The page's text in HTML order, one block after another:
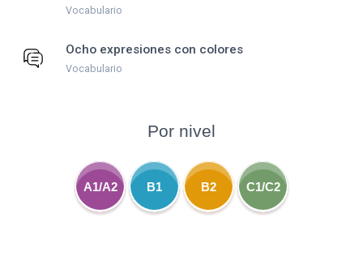
Vocabulario
Ocho expresiones con colores
Vocabulario
Por nivel
A1/A2 B1 B2 C1/C2